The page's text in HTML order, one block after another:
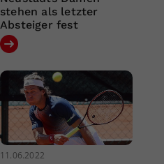
stehen als letzter
Absteiger fest
11.06.2022